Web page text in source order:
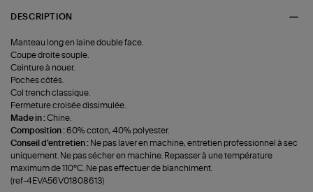
DESCRIPTION
Manteau long en laine double face.
Coupe droite souple.
Ceinture à nouer.
Poches côtés.
Col trench classique.
Fermeture croisée dissimulée.
Made in :Chine.
Composition :60% coton, 40% polyester.
Conseil d'entretien : Ne pas laver en machine, entretien professionnel à sec
uniquement. Ne pas sécher en machine. Repasser à une température
maximum de 110°C. Ne pas effectuer de blanchiment.
(ref-4EVA56V01808613)